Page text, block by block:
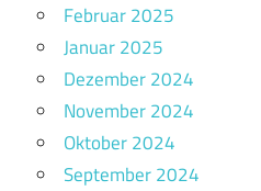
Februar 2025
Januar 2025
Dezember 2024
November 2024
Oktober 2024
September 2024